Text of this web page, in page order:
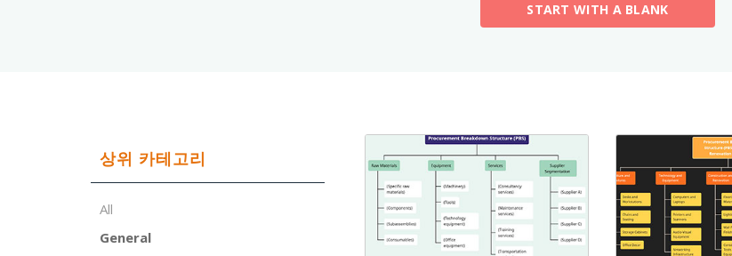
START WITH A BLANK
Fishbone Diagram (21)
Timeline (11)
Tree Chart (10)
Bubble Map (3)
상위 카테고리
All
General